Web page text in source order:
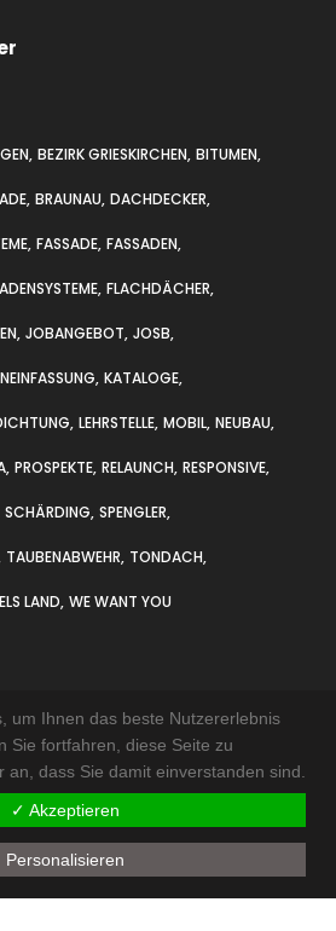
BEZIRK GRIESKIRCHEN BITUMEN
BRAUNAU DACHDECKER
FASSADE FASSADEN
FLACHDÄCHER
JOBANGEBOT JOSB
KATALOGE
LEHRSTELLE MOBIL NEUBAU
PROSPEKTE RELAUNCH RESPONSIVE
SCHÄRDING SPENGLER
TAUBENABWEHR TONDACH
LAND WE WANT YOU
& ANFAHRT
IMPRESSUM
AKTUELLES
um Ihnen das beste Nutzererlebnis
Sie fortfahren, diese Seite zu
dass Sie damit einverstanden sind.
✓ Akzeptieren
Personalisieren